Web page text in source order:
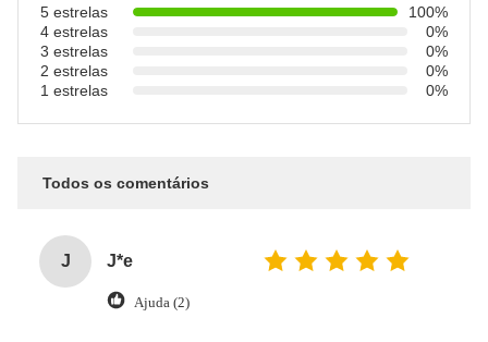
5 estrelas
100%
4 estrelas
0%
3 estrelas
0%
2 estrelas
0%
1 estrelas
0%
Todos os comentários
J J*e
Ajuda (2)